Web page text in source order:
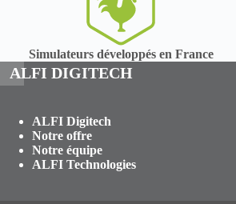
Simulateurs développés en France
ALFI DIGITECH
ALFI Digitech
Notre offre
Notre équipe
ALFI Technologies